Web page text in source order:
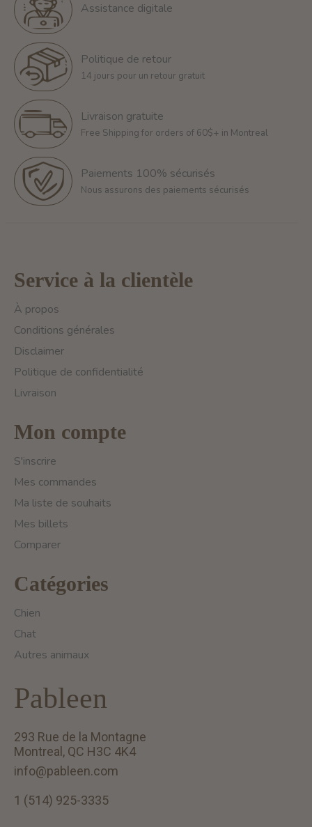
Assistance digitale
Politique de retour
14 jours pour un retour gratuit
Livraison gratuite
Free Shipping for orders of 60$+ in Montreal
Paiements 100% sécurisés
Nous assurons des paiements sécurisés
Service à la clientèle
À propos
Conditions générales
Disclaimer
Politique de confidentialité
Livraison
Mon compte
S'inscrire
Mes commandes
Ma liste de souhaits
Mes billets
Comparer
Catégories
Chien
Chat
Autres animaux
Pableen
293 Rue de la Montagne
Montreal, QC H3C 4K4
info@pableen.com
1 (514) 925-3335